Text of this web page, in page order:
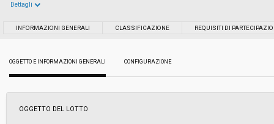
Importo a base di gara soggetto a
Dettagli
INFORMAZIONI GENERALI CLASSIFICAZIONE REQUISITI DI
OGGETTO E INFORMAZIONI GENERALI CONFIGURAZIONE
OGGETTO DEL LOTTO